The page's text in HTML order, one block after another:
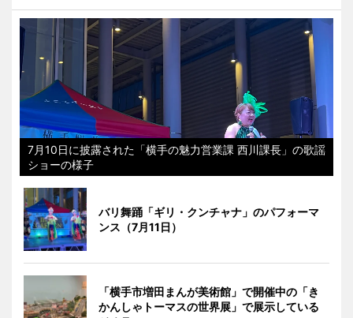
7月10日に披露された「横手の魅力営業課 西川課長」の歌謡
ショーの様子
バリ舞踊「ギリ・クンチャナ」のパフォーマ
ンス（7月11日）
「横手市増田まんが美術館」で開催中の「き
かんしゃトーマスの世界展」で展示している